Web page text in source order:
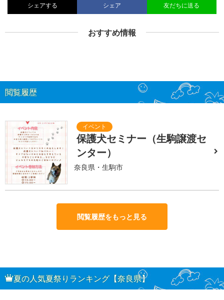
シェアする シェア 友だちに送る
おすすめ情報
閲覧履歴
保護犬セミナー（生駒譲渡セ
ンター）
奈良県・生駒市
閲覧履歴をもっと見る
夏の人気夏祭りランキング【奈良県】